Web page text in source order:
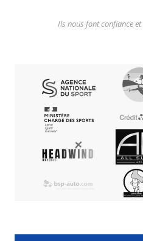
Ils nous font confiance